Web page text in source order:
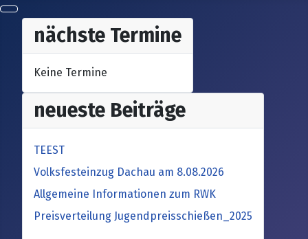
nächste Termine
Keine Termine
neueste Beiträge
TEEST
Volksfesteinzug Dachau am 8.08.2026
Allgemeine Informationen zum RWK
Preisverteilung Jugendpreisschießen_2025